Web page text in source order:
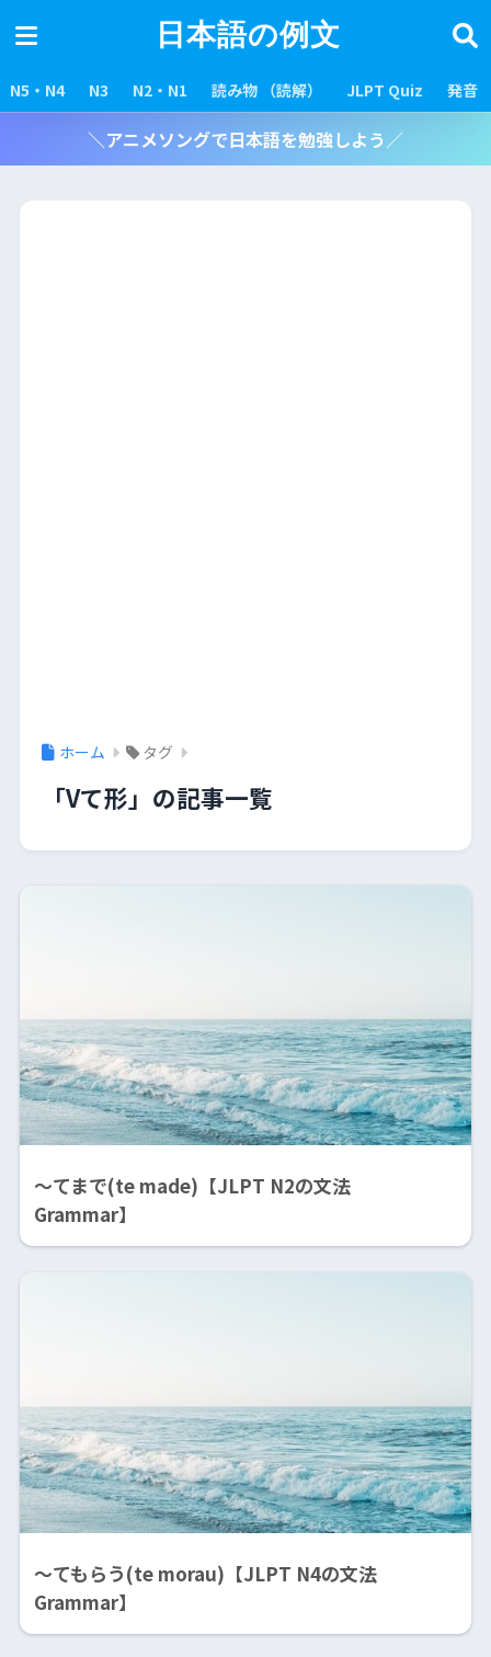
日本語の例文
N5・N4 N3 N2・N1 読み物 （読解） JLPT Quiz 発音
＼アニメソングで日本語を勉強しよう／
ホーム タグ
「Vて形」の記事一覧
〜てまで(te made)【JLPT N2の文法
Grammar】
〜てもらう(te morau)【JLPT N4の文法
Grammar】